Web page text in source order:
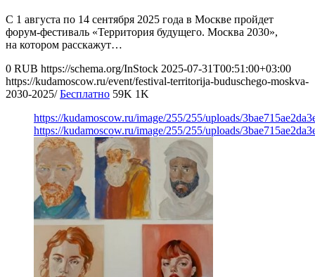
С 1 августа по 14 сентября 2025 года в Москве пройдет
форум-фестиваль «Территория будущего. Москва 2030»,
на котором расскажут…
0 RUB https://schema.org/InStock 2025-07-31T00:51:00+03:00
https://kudamoscow.ru/event/festival-territorija-buduschego-moskva-
2030-2025/ Бесплатно 59K 1K
https://kudamoscow.ru/image/255/255/uploads/
https://kudamoscow.ru/image/255/255/uploads/